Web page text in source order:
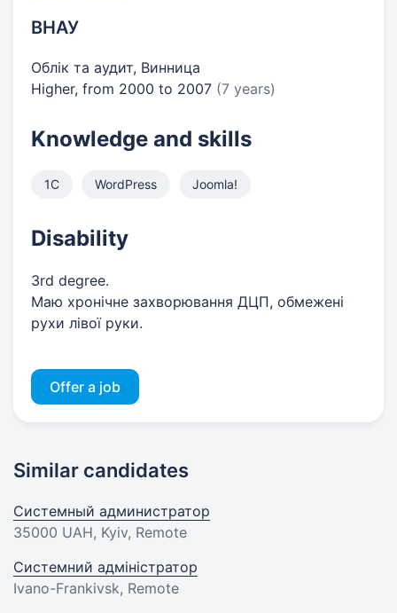
ВНАУ
Облік та аудит, Винница
Higher, from 2000 to 2007 (7 years)
Knowledge and skills
1С WordPress Joomla!
Disability
3rd degree.
Маю хронічне захворювання ДЦП, обмежені
рухи лівої руки.
Offer a job
Similar candidates
Системный администратор
35000 UAH, Kyiv, Remote
Системний адміністратор
Ivano-Frankivsk, Remote